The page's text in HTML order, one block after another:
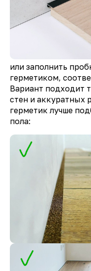
или заполнить
герметиком,
Вариант подходит
стен и аккуратных
герметик лучше
пола: